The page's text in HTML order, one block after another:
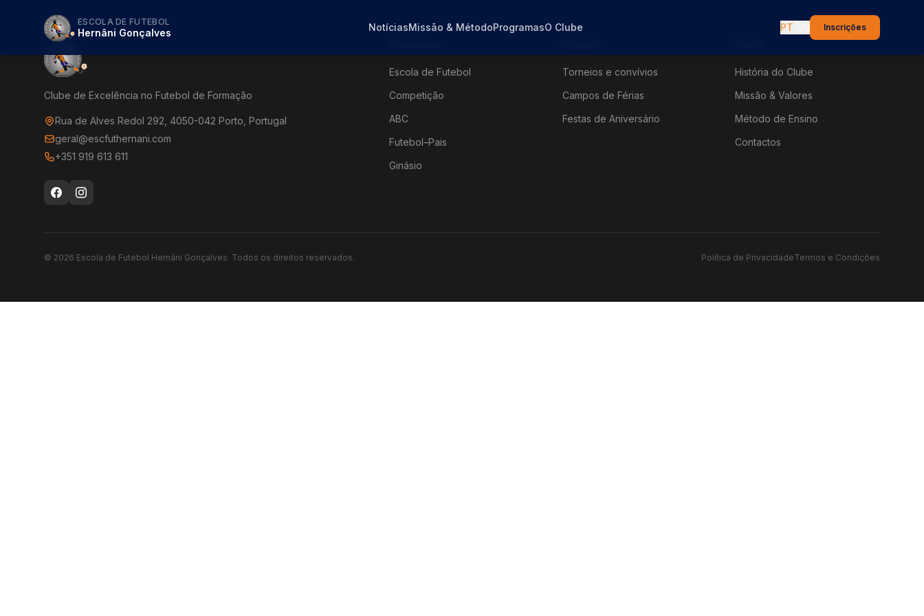
ESCOLA DE FUTEBOL
Hernâni Gonçalves NotíciasMissão & MétodoProgramasO Clube PT Inscrições
Clube de Excelência no Futebol de Formação
Rua de Alves Redol 292, 4050-042 Porto, Portugal
geral@escfuthernani.com
+351 919 613 611
Escola de Futebol
Competição
ABC
Futebol–Pais
Ginásio
Torneios e convívios
Campos de Férias
Festas de Aniversário
História do Clube
Missão & Valores
Método de Ensino
Contactos
© 2026 Escola de Futebol Hernâni Gonçalves. Todos os direitos reservados. Política de PrivacidadeTermos e Condições